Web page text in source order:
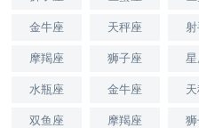
金牛座 天秤座
摩羯座 狮子座
水瓶座 金牛座
双鱼座 摩羯座